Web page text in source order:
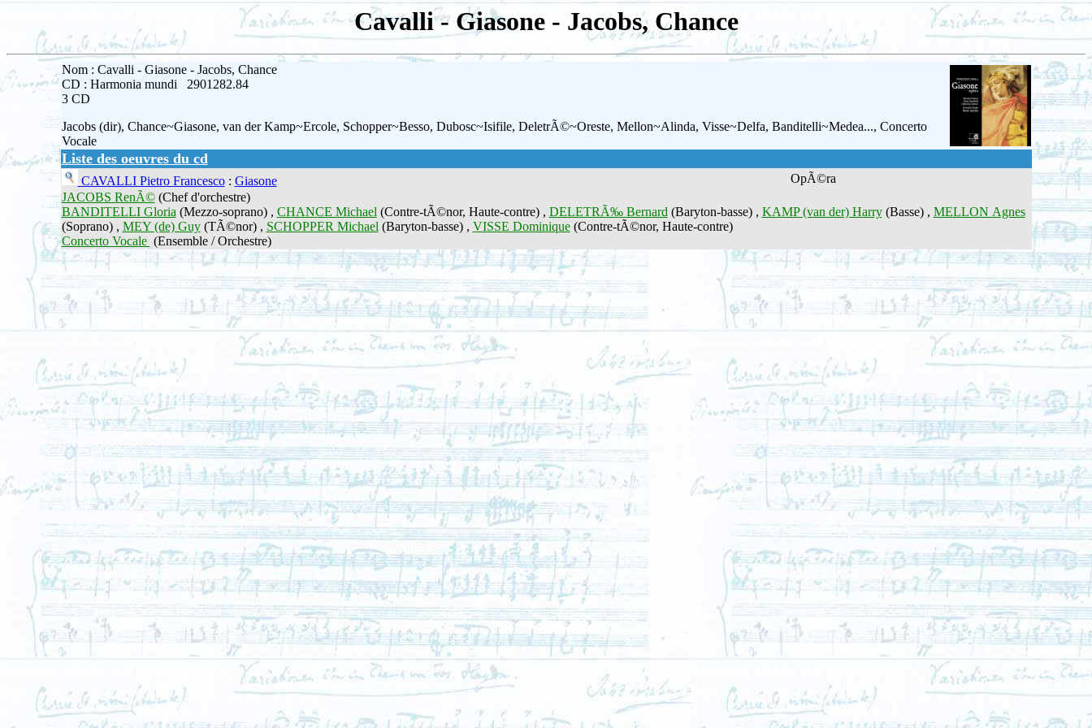
Cavalli - Giasone - Jacobs, Chance
Nom : Cavalli - Giasone - Jacobs, Chance
CD : Harmonia mundi 2901282.84
3 CD
Jacobs (dir), Chance~Giasone, van der Kamp~Ercole, Schopper~Besso, Dubosc~Isifile, DeletrÃ©~Oreste, Mellon~Alinda, Visse~Delfa, Banditelli~Medea..., Concerto
Vocale
Liste des oeuvres du cd
CAVALLI Pietro Francesco: Giasone
OpÃ©ra
JACOBS RenÃ©(Chef d'orchestre)
BANDITELLI Gloria(Mezzo-soprano) , CHANCE Michael(Contre-tÃ©nor, Haute-contre) , DELETRÃ‰ Bernard(Baryton-basse) , KAMP (van der) Harry(Basse) , MELLON Agnes
(Soprano) , MEY (de) Guy(TÃ©nor) , SCHOPPER Michael(Baryton-basse) , VISSE Dominique(Contre-tÃ©nor, Haute-contre)
Concerto Vocale (Ensemble / Orchestre)